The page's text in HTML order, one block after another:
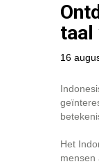
taal
16
Het
mensen